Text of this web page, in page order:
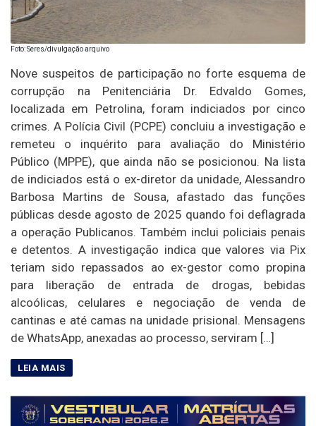
Foto: Seres/divulgação arquivo
Nove suspeitos de participação no forte esquema de
corrupção na Penitenciária Dr. Edvaldo Gomes,
localizada em Petrolina, foram indiciados por cinco
crimes. A Polícia Civil (PCPE) concluiu a investigação e
remeteu o inquérito para avaliação do Ministério
Público (MPPE), que ainda não se posicionou. Na lista
de indiciados está o ex-diretor da unidade, Alessandro
Barbosa Martins de Sousa, afastado das funções
públicas desde agosto de 2025 quando foi deflagrada
a operação Publicanos. Também inclui policiais penais
e detentos. A investigação indica que valores via Pix
teriam sido repassados ao ex-gestor como propina
para liberação de entrada de drogas, bebidas
alcoólicas, celulares e negociação de venda de
cantinas e até camas na unidade prisional. Mensagens
de WhatsApp, anexadas ao processo, serviram […]